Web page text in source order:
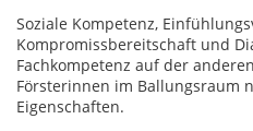
Soziale Kompetenz,
Kompromissbereitschaft und
Fachkompetenz auf der
Försterinnen im Ballungsraum
Eigenschaften.